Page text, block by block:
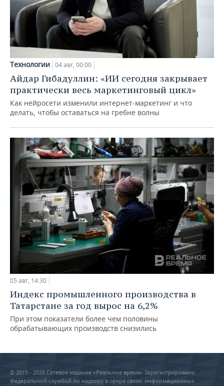
Технологии 04 авг, 00:00
Айдар Гибадуллин: «ИИ сегодня закрывает
практически весь маркетинговый цикл»
Как нейросети изменили интернет-маркетинг и что
делать, чтобы оставаться на гребне волны
05 авг, 14:30
Индекс промышленного производства в
Татарстане за год вырос на 6,2%
При этом показатели более чем половины
обрабатывающих производств снизились
© 2015 - 2026 Сетевое издание «Реальное время» Зарегистрировано
Федеральной службой по надзору в сфере связи, информационных